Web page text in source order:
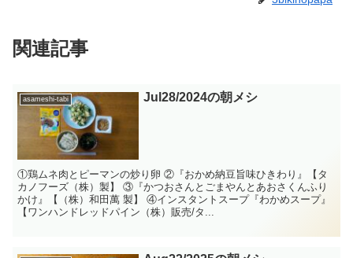
関連記事
asameshi-tabi Jul28/2024の朝メシ
①鶏ムネ肉とピーマンの炒り卵 ②『おかめ納豆旨味ひきわり』【タ
カノフーズ（株）製】 ③『かつおさんとごまやんとあおさくんふり
かけ』【（株）和田萬 製】 ④インスタントスープ『わかめスープ』
【ワンハンドレッドパイン（株）販売/タ...